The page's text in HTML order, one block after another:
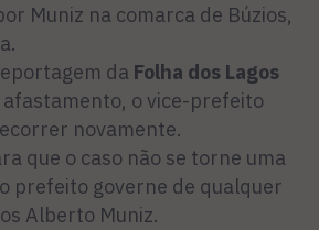
Muniz na comarca de Búzios,
da Folha dos Lagos
o vice-prefeito
novamente.
que o caso não se torne uma
prefeito governe de qualquer
Alberto Muniz.